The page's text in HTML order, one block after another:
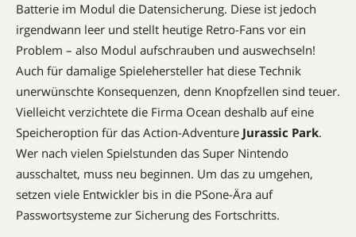
Batterie im Modul die Datensicherung. Diese ist jedoch
irgendwann leer und stellt heutige Retro-Fans vor ein
Problem – also Modul aufschrauben und auswechseln!
Auch für damalige Spielehersteller hat diese Technik
unerwünschte Konsequenzen, denn Knopfzellen sind teuer.
Vielleicht verzichtete die Firma Ocean deshalb auf eine
Speicheroption für das Action-Adventure Jurassic Park.
Wer nach vielen Spielstunden das Super Nintendo
ausschaltet, muss neu beginnen. Um das zu umgehen,
setzen viele Entwickler bis in die PSone-Ära auf
Passwortsysteme zur Sicherung des Fortschritts.